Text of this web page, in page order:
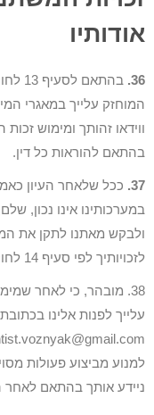
אודותיו
36.
המוחזק עלייך במאגרי
ווידאו זהותך ומימוש
בהתאם להוראות כל דין.
37. ככל שלאחר העיון
במערכותינו אינו נכון,
ולבקש מאתנו לתקן את
לזכויותיך לפי סעיף 14 לחוק הגנת הפרטיות.
עלייך לפנות אלינו
למנוע מביצוע פעולות
ניידע אותך בהתאם